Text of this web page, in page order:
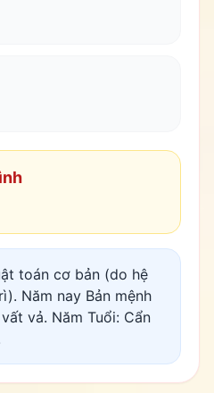
toán cơ bản (do hệ
Năm nay Bản mệnh
vả. Năm Tuổi: Cẩn